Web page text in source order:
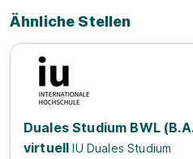
Ähnliche Stellen
Duales Studium BWL
virtuell IU Duales Studium